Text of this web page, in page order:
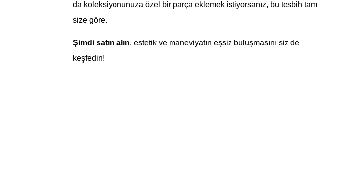
da koleksiyonunuza özel bir parça eklemek istiyorsanız, bu tesbih tam
size göre.
Şimdi satın alın, estetik ve maneviyatın eşsiz buluşmasını siz de
keşfedin!